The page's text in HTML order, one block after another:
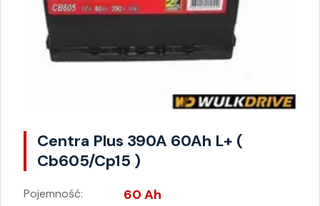
Centra Plus 390A 60Ah L+ (
Cb605/Cp15 )
Pojemność: 60 Ah